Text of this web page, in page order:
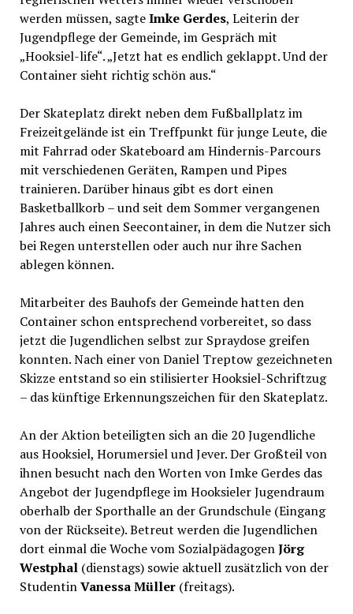
werden müssen, sagteImke Gerdes, Leiterin der
Jugendpflege der Gemeinde, im Gespräch mit
„Hooksiel-life“. „Jetzt hat es endlich geklappt. Und der
Container sieht richtig schön aus.“
Der Skateplatz direkt neben dem Fußballplatz im
Freizeitgelände ist ein Treffpunkt für junge Leute, die
mit Fahrrad oder Skateboard am Hindernis-Parcours
mit verschiedenen Geräten, Rampen und Pipes
trainieren. Darüber hinaus gibt es dort einen
Basketballkorb – und seit dem Sommer vergangenen
Jahres auch einen Seecontainer, in dem die Nutzer sich
bei Regen unterstellen oder auch nur ihre Sachen
ablegen können.
Mitarbeiter des Bauhofs der Gemeinde hatten den
Container schon entsprechend vorbereitet, so dass
jetzt die Jugendlichen selbst zur Spraydose greifen
konnten. Nach einer von Daniel Treptow gezeichneten
Skizze entstand so ein stilisierter Hooksiel-Schriftzug
– das künftige Erkennungszeichen für den Skateplatz.
An der Aktion beteiligten sich an die 20 Jugendliche
aus Hooksiel, Horumersiel und Jever. Der Großteil von
ihnen besucht nach den Worten von Imke Gerdes das
Angebot der Jugendpflege im Hooksieler Jugendraum
oberhalb der Sporthalle an der Grundschule (Eingang
von der Rückseite). Betreut werden die Jugendlichen
dort einmal die Woche vom SozialpädagogenJörg
Westphal (dienstags) sowie aktuell zusätzlich von der
StudentinVanessa Müller (freitags).